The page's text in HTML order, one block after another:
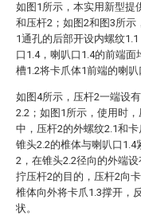
如图1所示，本实用新型提
和压杆2；如图2和图3所
1通孔的后部开设内螺纹
口1.4，喇叭口1.4的前端面
槽1.2将卡爪体1前端的喇叭
如图4所示，压杆2一端设
2.2；如图1所示，使用时
中，压杆2的外螺纹2.1和
锥头2.2的椎体与喇叭口
2，在锥头2.2径向的外端
拧压杆2的目的，压杆2向
椎体向外将卡爪1.3撑开，
状。